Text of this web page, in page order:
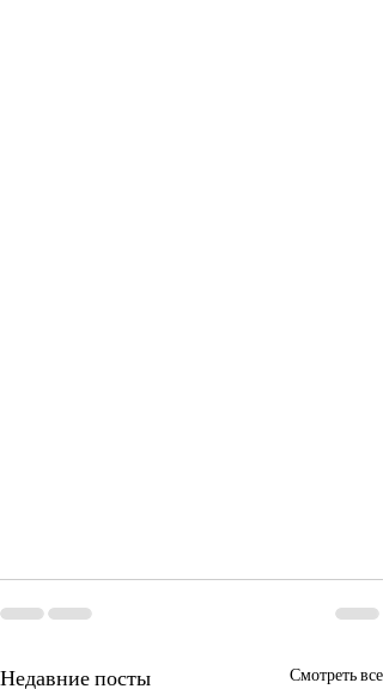
Недавние посты Смотреть все